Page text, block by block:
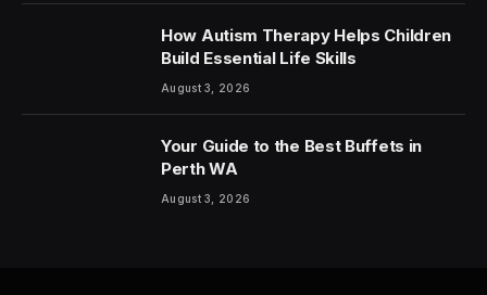
How Autism Therapy Helps Children
Build Essential Life Skills
August 3, 2026
Your Guide to the Best Buffets in
Perth WA
August 3, 2026